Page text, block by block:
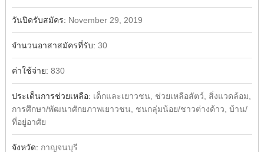
วันปิดรับสมัคร: November 29, 2019
จำนวนอาสาสมัครที่รับ: 30
ค่าใช้จ่าย: 830
ประเด็นการช่วยเหลือ: เด็กและเยาวชน, ช่วยเหลือสัตว์, สิ่งแวดล้อม,
การศึกษา/พัฒนาศักยภาพเยาวชน, ชนกลุ่มน้อย/ชาวต่างด้าว, บ้าน/
ที่อยู่อาศัย
จังหวัด: กาญจนบุรี